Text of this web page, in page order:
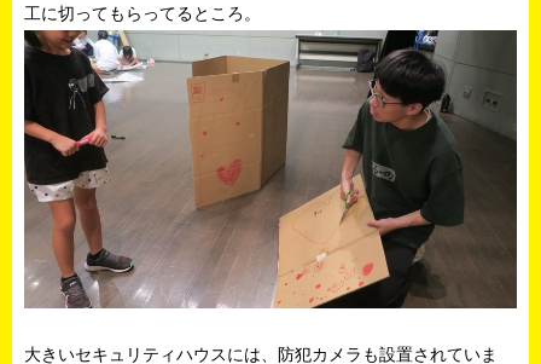
工に切ってもらってるところ。
大きいセキュリティハウスには、防犯カメラも設置されていま